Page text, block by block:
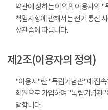
약관에 정하는 이외의 이용자와 "
책임사항에 관해서는 전기 통신
상관습에 따릅니다.
제2조(이용자의 정의)
"이용자"란 "독립기념관"에 접속
회원으로 가입하여 "독립기념관"
말합니다.